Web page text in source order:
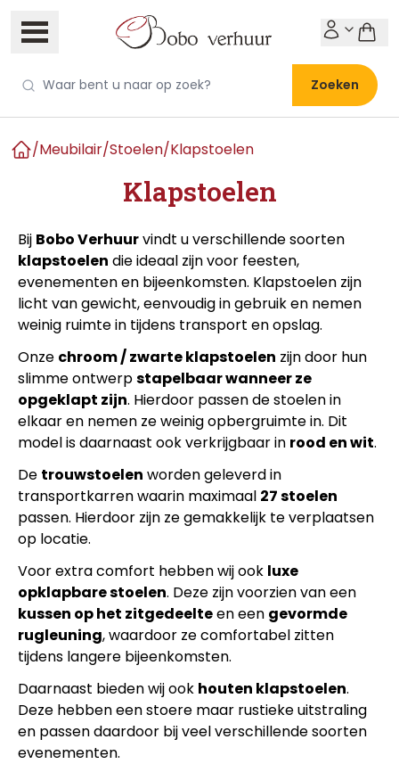
Zoeken
/Meubilair/Stoelen/Klapstoelen
Klapstoelen
Bij Bobo Verhuurvindt u verschillende soorten
klapstoelen die ideaal zijn voor feesten,
evenementen en bijeenkomsten. Klapstoelen zijn
licht van gewicht, eenvoudig in gebruik en nemen
weinig ruimte in tijdens transport en opslag.
Onze chroom / zwarte klapstoelen zijn door hun
slimme ontwerpstapelbaar wanneer ze
opgeklapt zijn. Hierdoor passen de stoelen in
elkaar en nemen ze weinig opbergruimte in. Dit
model is daarnaast ook verkrijgbaar in rood en wit.
De trouwstoelen worden geleverd in
transportkarren waarin maximaal 27 stoelen
passen. Hierdoor zijn ze gemakkelijk te verplaatsen
op locatie.
Voor extra comfort hebben wij ook luxe
opklapbare stoelen. Deze zijn voorzien van een
kussen op het zitgedeelteen een gevormde
rugleuning, waardoor ze comfortabel zitten
tijdens langere bijeenkomsten.
Daarnaast bieden wij ook houten klapstoelen.
Deze hebben een stoere maar rustieke uitstraling
en passen daardoor bij veel verschillende soorten
evenementen.